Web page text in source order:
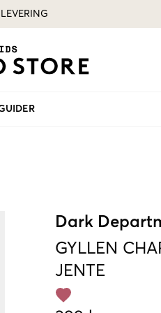
Dark
GYLLEN
JENTE